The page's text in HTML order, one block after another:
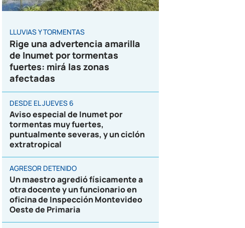
LLUVIAS Y TORMENTAS
Rige una advertencia amarilla
de Inumet por tormentas
fuertes: mirá las zonas
afectadas
DESDE EL JUEVES 6
Aviso especial de Inumet por
tormentas muy fuertes,
puntualmente severas, y un ciclón
extratropical
AGRESOR DETENIDO
Un maestro agredió físicamente a
otra docente y un funcionario en
oficina de Inspección Montevideo
Oeste de Primaria